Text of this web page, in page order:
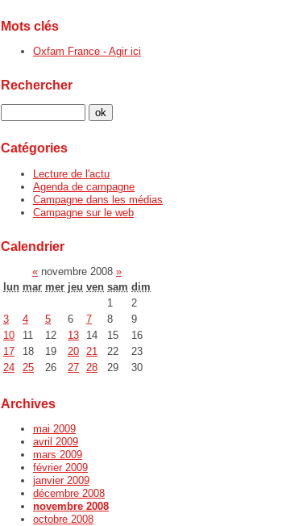
Mots clés
Oxfam France - Agir ici
Rechercher
Catégories
Lecture de l'actu
Agenda de campagne
Campagne dans les médias
Campagne sur le web
Calendrier
« novembre 2008 »
lun mar mer jeu ven sam dim
1
2
3
4 5 6 7 8
9
10
11 12 13 14 15
16
17
18 19 20 21 22
23
24
25 26 27 28 29 30
Archives
mai 2009
avril 2009
mars 2009
février 2009
janvier 2009
décembre 2008
novembre 2008
octobre 2008